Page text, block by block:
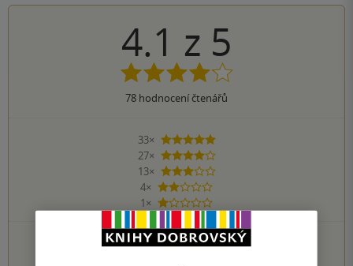
4.1 z 5
78 hodnocení čtenářů
33×
5 hvězdiček
27×
4 hvězdičky
13×
3 hvězdičky
4×
2 hvězdičky
1×
1 hvezdička
PŘIDEJTE SVÉ HODNOCENÍ KNIHY